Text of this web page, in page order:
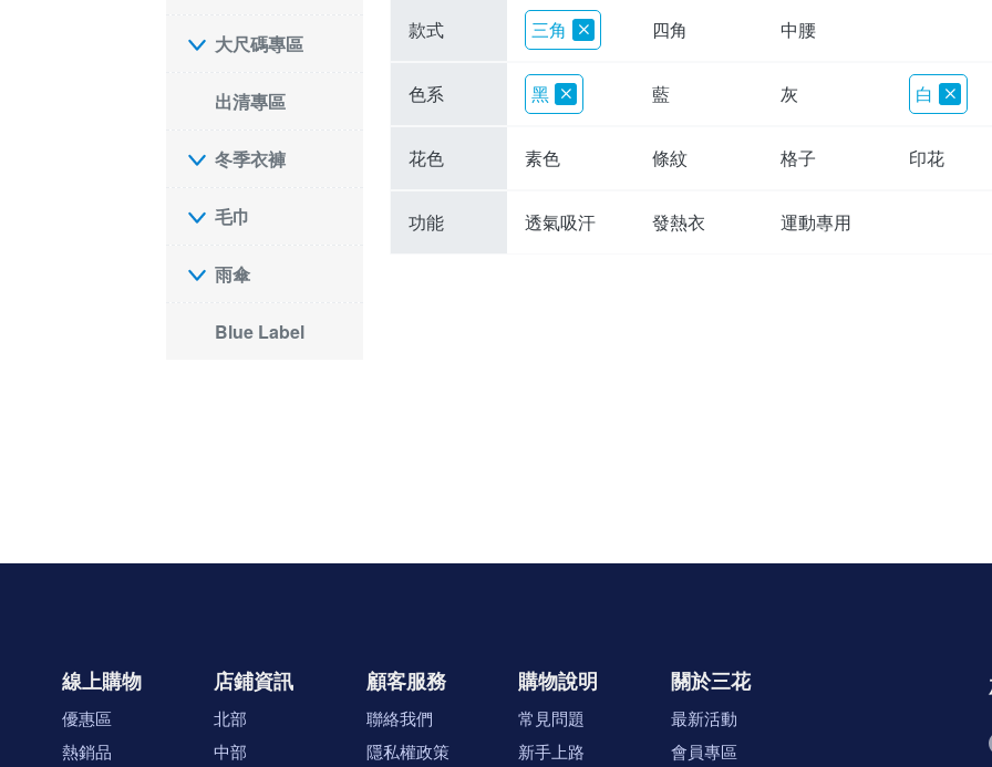
大尺碼專區
出清專區
冬季衣褲
毛巾
雨傘
Blue Label
款式 三角 四角 中腰
色系 黑 藍 灰 白
花色 素色 條紋 格子 印花
功能 透氣吸汗 發熱衣 運動專用
線上購物
優惠區
熱銷品
店鋪資訊
北部
中部
顧客服務
聯絡我們
隱私權政策
購物說明
常見問題
新手上路
關於三花
最新活動
會員專區